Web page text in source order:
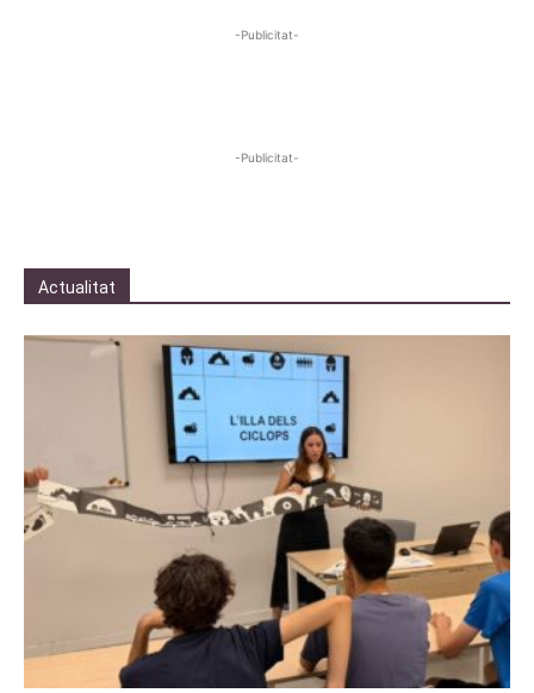
-Publicitat-
-Publicitat-
Actualitat